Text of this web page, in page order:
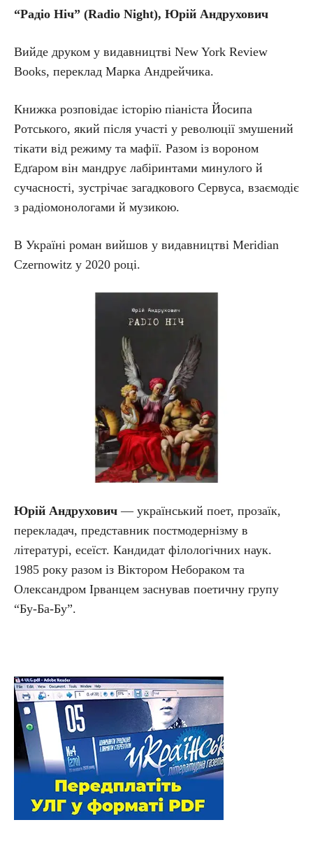
“Радіо Ніч” (Radio Night), Юрій Андрухович
Вийде друком у видавництві New York Review
Books, переклад Марка Андрейчика.
Книжка розповідає історію піаніста Йосипа
Ротського, який після участі у революції змушений
тікати від режиму та мафії. Разом із вороном
Едґаром він мандрує лабіринтами минулого й
сучасності, зустрічає загадкового Сервуса, взаємодіє
з радіомонологами й музикою.
В Україні роман вийшов у видавництві Meridian
Czernowitz у 2020 році.
Юрій Андрухович — український поет, прозаїк,
перекладач, представник постмодернізму в
літературі, есеїст. Кандидат філологічних наук.
1985 року разом із Віктором Небораком та
Олександром Ірванцем заснував поетичну групу
“Бу-Ба-Бу”.